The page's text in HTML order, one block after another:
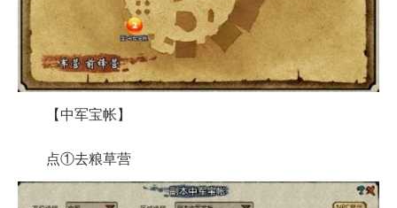
【中军宝帐】
点①去粮草营